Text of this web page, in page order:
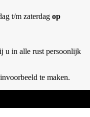
t/m zaterdag op
u in alle rust persoonlijk
te maken.